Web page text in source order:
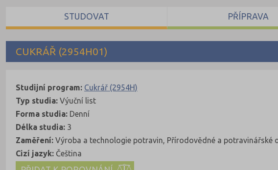
CUKRÁŘ (2954H01)
Studijní program: Cukrář (2954H)
Typ studia: Výuční list
Forma studia: Denní
Délka studia: 3
Zaměření: Výroba a technologie potravin, Přírodovědné a potravinářské
Cizí jazyk: Čeština
STUDOVAT PŘÍPRAVA